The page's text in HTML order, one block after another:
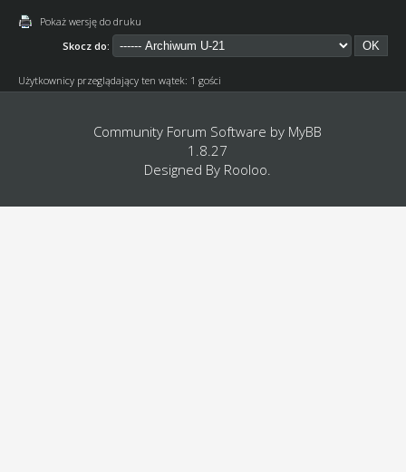
Pokaż wersję do druku
Skocz do:
Użytkownicy przeglądający ten wątek: 1 gości
Community Forum Software by MyBB
1.8.27
Designed By Rooloo